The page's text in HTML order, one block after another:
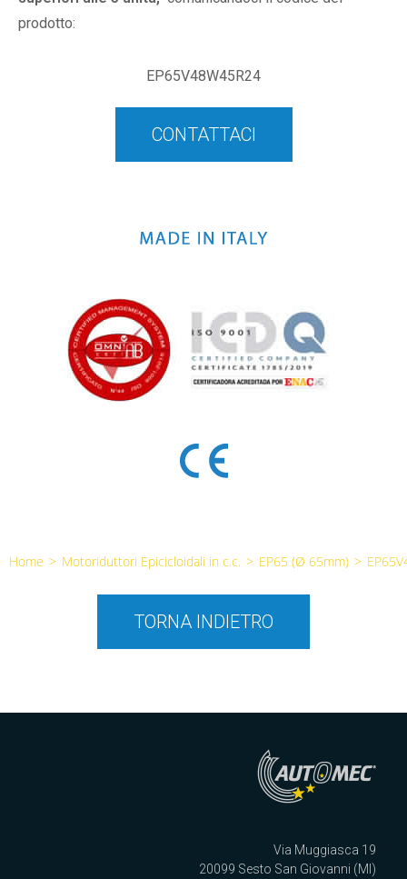
prodotto:
EP65V48W45R24
CONTATTACI
Home > Motoriduttori Epicicloidali in c.c. > EP65 (Ø 65mm) >
TORNA INDIETRO
Via Muggiasca 19
20099 Sesto San Giovanni (MI)